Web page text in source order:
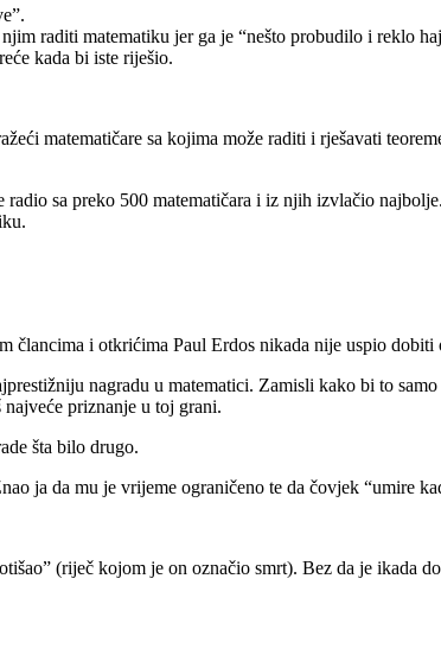
raditi matematiku jer ga je “nešto probudilo i reklo
kada bi iste riješio.
matematičare sa kojima može raditi i rješavati
sa preko 500 matematičara i iz njih izvlačio
člancima i otkrićima Paul Erdos nikada nije uspio dobiti
nagradu u matematici. Zamisli kako bi to
priznanje u toj grani.
šta bilo drugo.
ja da mu je vrijeme ograničeno te da čovjek “umire
(riječ kojom je on označio smrt). Bez da je ikada